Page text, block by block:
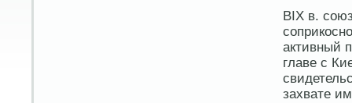
ВIX в.
активный
главе с
захвате